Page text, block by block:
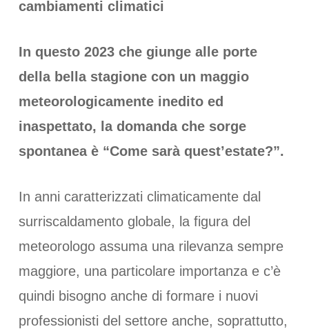
cambiamenti climatici
In questo 2023 che giunge alle porte
della bella stagione con un maggio
meteorologicamente inedito ed
inaspettato, la domanda che sorge
spontanea è “Come sarà quest’estate?”.
In anni caratterizzati climaticamente dal
surriscaldamento globale, la figura del
meteorologo assuma una rilevanza sempre
maggiore, una particolare importanza e c’è
quindi bisogno anche di formare i nuovi
professionisti del settore anche, soprattutto,